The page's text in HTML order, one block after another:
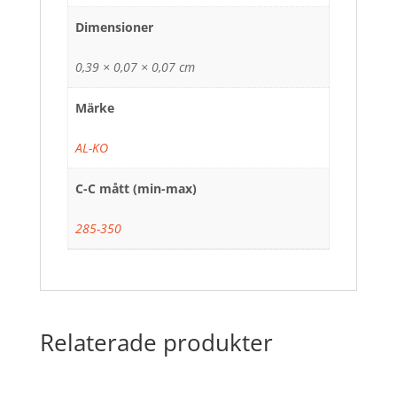
Dimensioner
0,39 × 0,07 × 0,07 cm
Märke
AL-KO
C-C mått (min-max)
285-350
Relaterade produkter